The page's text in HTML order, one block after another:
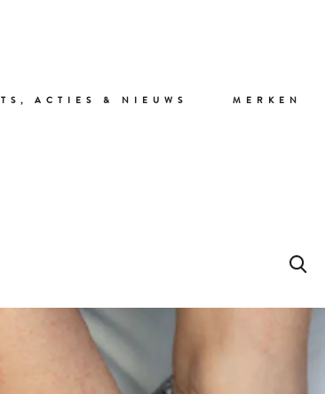
ACTIES & NIEUWS MERKEN